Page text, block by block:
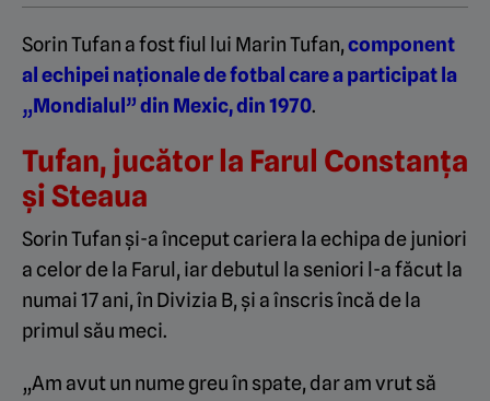
Sorin Tufan a fost fiul lui Marin Tufan,component
al echipei naționale de fotbal care a participat la
„Mondialul” din Mexic, din 1970.
Tufan, jucător la Farul Constanța
și Steaua
Sorin Tufan și-a început cariera la echipa de juniori
a celor de la Farul, iar debutul la seniori l-a făcut la
numai 17 ani, în Divizia B, și a înscris încă de la
primul său meci.
„Am avut un nume greu în spate, dar am vrut să